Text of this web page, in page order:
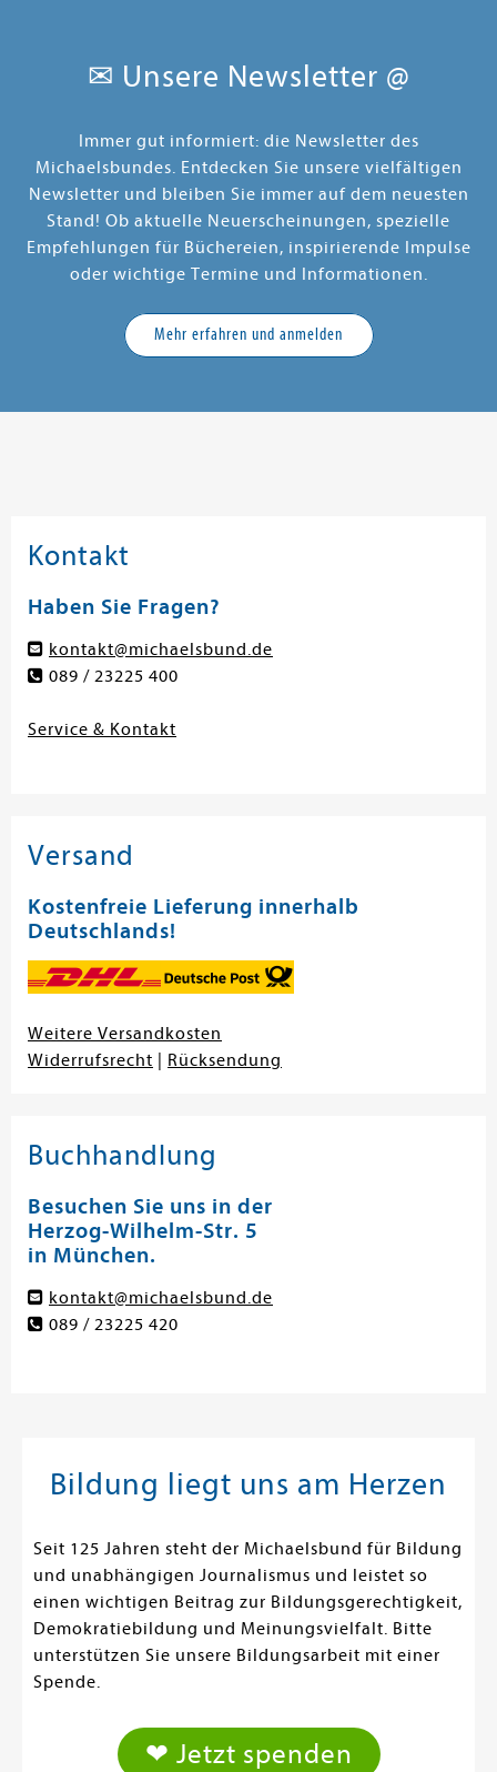
✉ Unsere Newsletter @
Immer gut informiert: die Newsletter des
Michaelsbundes. Entdecken Sie unsere vielfältigen
Newsletter und bleiben Sie immer auf dem neuesten
Stand! Ob aktuelle Neuerscheinungen, spezielle
Empfehlungen für Büchereien, inspirierende Impulse
oder wichtige Termine und Informationen.
Mehr erfahren und anmelden
Kontakt
Haben Sie Fragen?
kontakt@michaelsbund.de
089 / 23225 400
Service & Kontakt
Versand
Kostenfreie Lieferung innerhalb
Deutschlands!
Weitere Versandkosten
Widerrufsrecht
Rücksendung
Buchhandlung
Besuchen Sie uns in der
Herzog-Wilhelm-Str. 5
in München.
kontakt@michaelsbund.de
089 / 23225 420
Bildung liegt uns am Herzen
Seit 125 Jahren steht der Michaelsbund für Bildung
und unabhängigen Journalismus und leistet so
einen wichtigen Beitrag zur Bildungsgerechtigkeit,
Demokratiebildung und Meinungsvielfalt. Bitte
unterstützen Sie unsere Bildungsarbeit mit einer
Spende.
❤ Jetzt spenden